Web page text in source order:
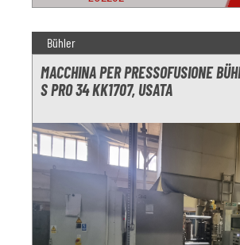
Bühler
MACCHINA PER PRESSOFUSIONE
S PRO 34 KK1707, USATA